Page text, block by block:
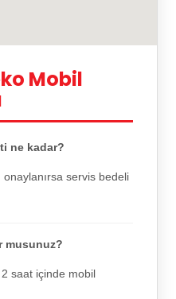
Mobil
ne kadar?
onaylanırsa servis bedeli
musunuz?
saat içinde mobil